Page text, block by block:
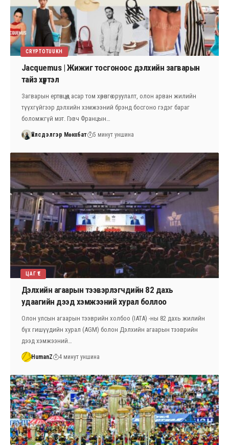
CRYPTOTUUKH
Jacquemus | Жижиг тосгоноос дэлхийн загварын
тайз хүртэл
Загварын ертөнцөд асар том хөрөнгө оруулалт, олон арван жилийн
түүхгүйгээр дэлхийн хэмжээний брэнд босгоно гэдэг бараг
боломжгүй мэт. Гэвч Францын…
Үйлсдэлгэр Мөнхбат 5 минут уншина
ЦАГ ҮЕ
Дэлхийн агаарын тээвэрлэгчдийн 82 дахь
удаагийн дээд хэмжээний хурал боллоо
Олон улсын агаарын тээврийн холбоо (IATA) -ны 82 дахь жилийн
бүх гишүүдийн хурал (AGM) болон Дэлхийн агаарын тээврийн
дээд хэмжээний…
HumanZ 4 минут уншина